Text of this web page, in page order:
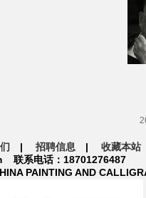
| 招聘信息 | 收藏本站
联系电话：18701276487
PAINTING AND